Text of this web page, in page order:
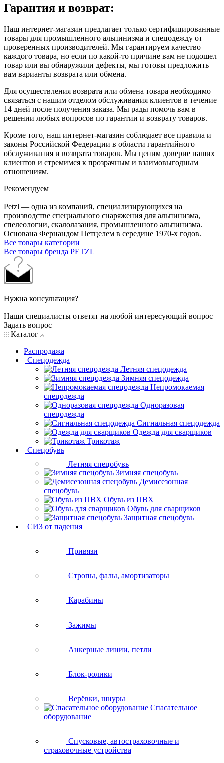
Гарантия и возврат:
Наш интернет-магазин предлагает только сертифицированные
товары для промышленного альпинизма и спецодежду от
проверенных производителей. Мы гарантируем качество
каждого товара, но если по какой-то причине вам не подошел
товар или вы обнаружили дефекты, мы готовы предложить
вам варианты возврата или обмена.
Для осуществления возврата или обмена товара необходимо
связаться с нашим отделом обслуживания клиентов в течение
14 дней после получения заказа. Мы рады помочь вам в
решении любых вопросов по гарантии и возврату товаров.
Кроме того, наш интернет-магазин соблюдает все правила и
законы Российской Федерации в области гарантийного
обслуживания и возврата товаров. Мы ценим доверие наших
клиентов и стремимся к прозрачным и взаимовыгодным
отношениям.
Рекомендуем
Petzl — одна из компаний, специализирующихся на
производстве специального снаряжения для альпинизма,
спелеологии, скалолазания, промышленного альпинизма.
Основана Фернандом Петцелем в середине 1970-х годов.
Все товары категории
Все товары бренда PETZL
Нужна консультация?
Наши специалисты ответят на любой интересующий вопрос
Задать вопрос
Каталог
Распродажа
Спецодежда
Летняя спецодежда
Зимняя спецодежда
Непромокаемая
спецодежда
Одноразовая
спецодежда
Сигнальная спецодежда
Одежда для сварщиков
Трикотаж
Спецобувь
Летняя спецобувь
Зимняя спецобувь
Демисезонная
спецобувь
Обувь из ПВХ
Обувь для сварщиков
Защитная спецобувь
СИЗ от падения
Привязи
Стропы, фалы, амортизаторы
Карабины
Зажимы
Анкерные линии, петли
Блок-ролики
Верёвки, шнуры
Спасательное
оборудование
Спусковые, автостраховочные и
страховочные устройства